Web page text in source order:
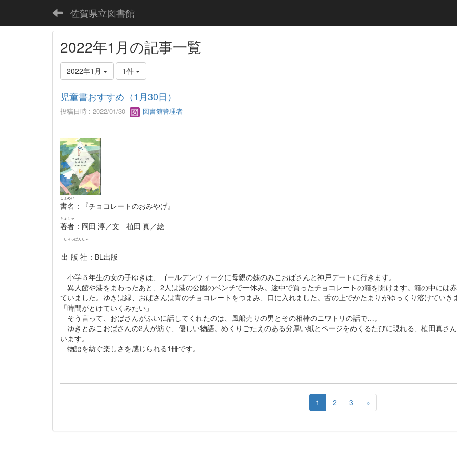
佐賀県立図書館
2022年1月の記事一覧
2022年1月 1件
児童書おすすめ（1月30日）
投稿日時 : 2022/01/30 図書館管理者
書名
しょめい
：『チョコレートのおみやげ』
著者
ちょしゃ
：岡田 淳／文 植田 真／絵
出版社
しゅっぱんしゃ
：BL出版
--------------------------------------------------------------------
小学５年生の女の子ゆきは、ゴールデンウィークに母親の妹のみこおばさんと神戸デートに行きます。
異人館や港をまわったあと、2人は港の公園のベンチで一休み。途中で買ったチョコレートの箱を開けます。箱の中には
ていました。ゆきは緑、おばさんは青のチョコレートをつまみ、口に入れました。舌の上でかたまりがゆっくり溶けていき
「時間がとけていくみたい」
そう言って、おばさんがふいに話してくれたのは、風船売りの男とその相棒のニワトリの話で…。
ゆきとみこおばさんの2人が紡ぐ、優しい物語。めくりごたえのある分厚い紙とページをめくるたびに現れる、植田真さ
います。
物語を紡ぐ楽しさを感じられる1冊です。
1 2 3 »